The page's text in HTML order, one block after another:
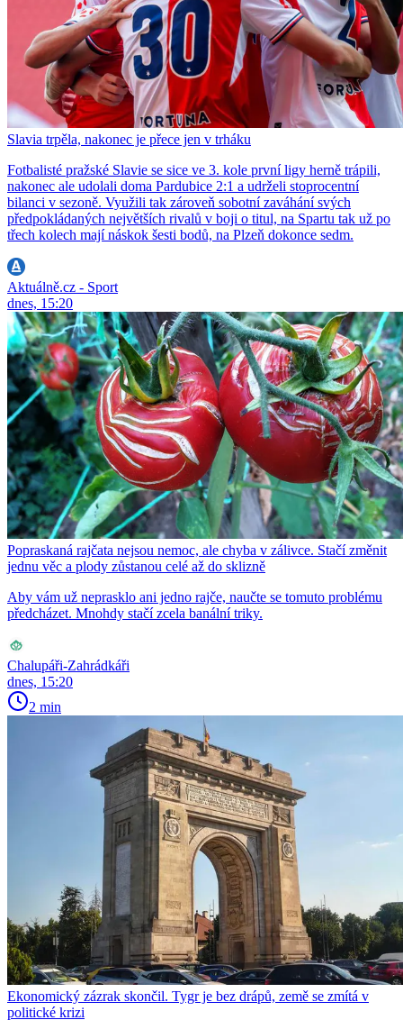
Slavia trpěla, nakonec je přece jen v trháku
Fotbalisté pražské Slavie se sice ve 3. kole první ligy herně trápili,
nakonec ale udolali doma Pardubice 2:1 a udrželi stoprocentní
bilanci v sezoně. Využili tak zároveň sobotní zaváhání svých
předpokládaných největších rivalů v boji o titul, na Spartu tak už po
třech kolech mají náskok šesti bodů, na Plzeň dokonce sedm.
Aktuálně.cz - Sport
dnes, 15:20
Popraskaná rajčata nejsou nemoc, ale chyba v zálivce. Stačí změnit
jednu věc a plody zůstanou celé až do sklizně
Aby vám už neprasklo ani jedno rajče, naučte se tomuto problému
předcházet. Mnohdy stačí zcela banální triky.
Chalupáři-Zahrádkáři
dnes, 15:20
2 min
Ekonomický zázrak skončil. Tygr je bez drápů, země se zmítá v
politické krizi